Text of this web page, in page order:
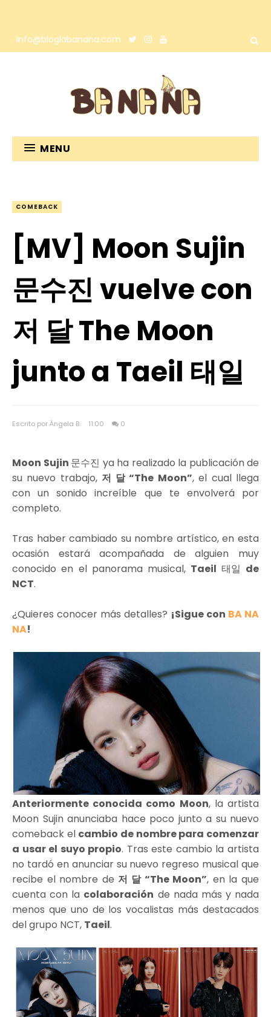
info@bloglabanana.com
MENU
COMEBACK
[MV] Moon Sujin
문수진 vuelve con
저 달 The Moon
junto a Taeil 태일
Escrito por Ángela B. 11:00 0
Moon Sujin 문수진 ya ha realizado la publicación de
su nuevo trabajo, 저 달 “The Moon”, el cual llega
con un sonido increíble que te envolverá por
completo.
Tras haber cambiado su nombre artístico, en esta
ocasión estará acompañada de alguien muy
conocido en el panorama musical, Taeil 태일 de
NCT.
¿Quieres conocer más detalles? ¡Sigue con BA NA
NA!
Anteriormente conocida como Moon, la artista
Moon Sujin anunciaba hace poco junto a su nuevo
comeback el cambio de nombre para comenzar
a usar el suyo propio. Tras este cambio la artista
no tardó en anunciar su nuevo regreso musical que
recibe el nombre de 저 달 “The Moon”, en la que
cuenta con la colaboración de nada más y nada
menos que uno de los vocalistas más destacados
del grupo NCT, Taeil.